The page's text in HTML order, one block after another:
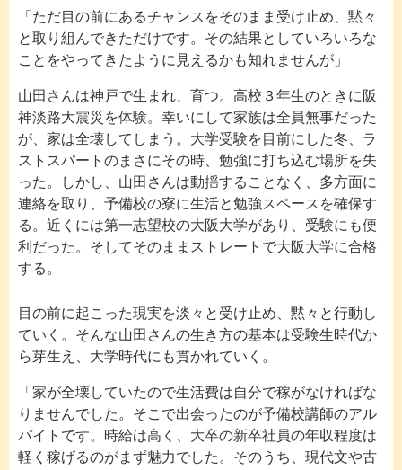
「ただ目の前にあるチャンスをそのまま受け止め、黙々
と取り組んできただけです。その結果としていろいろな
ことをやってきたように見えるかも知れませんが」
山田さんは神戸で生まれ、育つ。高校３年生のときに阪
神淡路大震災を体験。幸いにして家族は全員無事だった
が、家は全壊してしまう。大学受験を目前にした冬、ラ
ストスパートのまさにその時、勉強に打ち込む場所を失
った。しかし、山田さんは動揺することなく、多方面に
連絡を取り、予備校の寮に生活と勉強スペースを確保す
る。近くには第一志望校の大阪大学があり、受験にも便
利だった。そしてそのままストレートで大阪大学に合格
する。
目の前に起こった現実を淡々と受け止め、黙々と行動し
ていく。そんな山田さんの生き方の基本は受験生時代か
ら芽生え、大学時代にも貫かれていく。
「家が全壊していたので生活費は自分で稼がなければな
りませんでした。そこで出会ったのが予備校講師のアル
バイトです。時給は高く、大卒の新卒社員の年収程度は
軽く稼げるのがまず魅力でした。そのうち、現代文や古